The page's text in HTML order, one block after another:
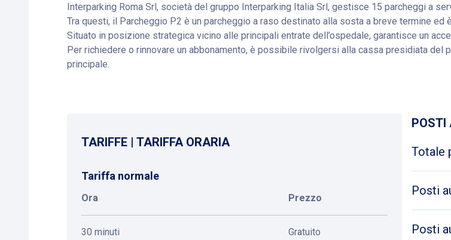
Interparking Roma Srl, società del gruppo Interparking Italia Srl, gestisce 15 parcheggi a
Tra questi, il Parcheggio P2 è un parcheggio a raso destinato alla sosta a breve termine ed
Situato in posizione strategica vicino alle principali entrate dell’ospedale, garantisce un
Per richiedere o rinnovare un abbonamento, è possibile rivolgersi alla cassa presidiata del
principale.
TARIFFE | TARIFFA ORARIA
Tariffa normale
Ora Prezzo
30 minuti Gratuito
POSTI
Totale
Posti
Posti